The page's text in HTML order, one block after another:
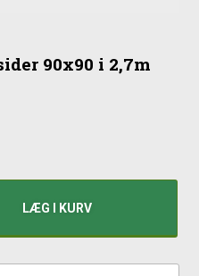
90x90 i 2,7m
LÆG I KURV